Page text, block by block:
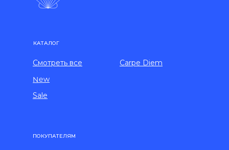
КАТАЛОГ
ПОКУПАТЕЛЯМ
Carpe Diem
Смотреть все
New
Sale